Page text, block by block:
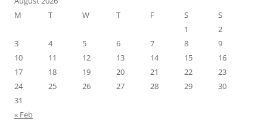
M
T W T F S
S
1
2
3
4 5 6 7 8
9
10
11 12 13 14 15
16
17
18 19 20 21 22
23
24
25 26 27 28 29
30
31
« Feb